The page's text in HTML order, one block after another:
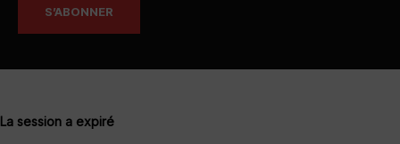
La session a expiré